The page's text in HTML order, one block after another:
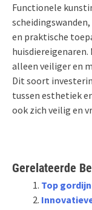
Functionele
en praktische
huisdiereigenaren.
alleen veiliger en
Dit soort
tussen esthetiek
ook zich veilig en
Gerelateerde
Top